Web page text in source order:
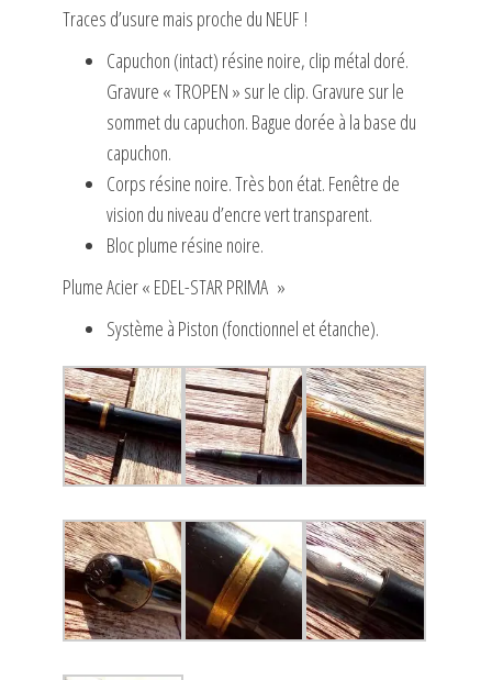
Traces d’usure mais proche du NEUF !
Capuchon (intact) résine noire, clip métal doré.
Gravure « TROPEN » sur le clip. Gravure sur le
sommet du capuchon. Bague dorée à la base du
capuchon.
Corps résine noire. Très bon état. Fenêtre de
vision du niveau d’encre vert transparent.
Bloc plume résine noire.
Plume Acier « EDEL-STAR PRIMA »
Système à Piston (fonctionnel et étanche).